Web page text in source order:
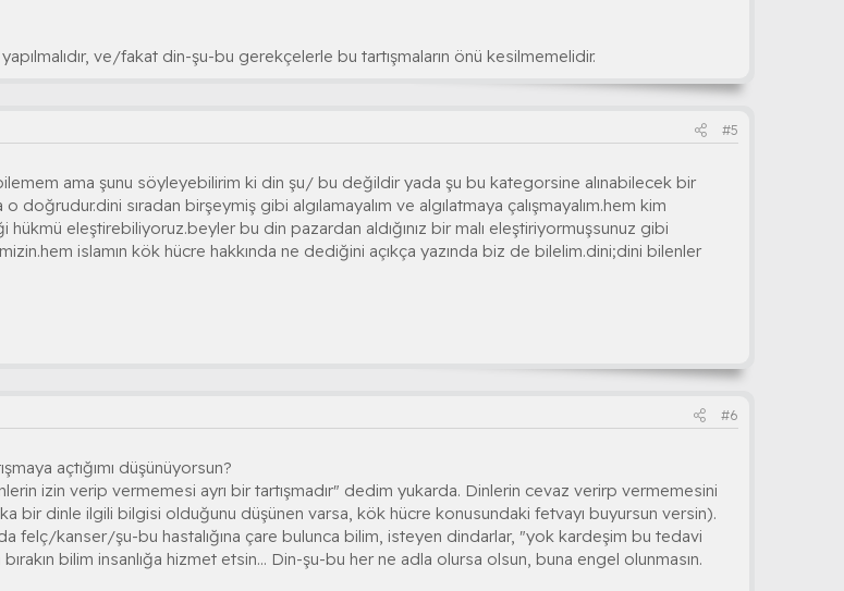
ve/fakat din-şu-bu gerekçelerle bu tartışmaların önü kesilmemelidir.
#5
ama şunu söyleyebilirim ki din şu/ bu değildir yada şu bu kategorsine alınabilecek bir
sıradan birşeymiş gibi algılamayalım ve algılatmaya çalışmayalım.hem kim
eleştirebiliyoruz.beyler bu din pazardan aldığınız bir malı eleştiriyormuşsunuz gibi
islamın kök hücre hakkında ne dediğini açıkça yazında biz de bilelim.dini;dini bilenler
#6
açtığımı düşünüyorsun?
izin verip vermemesi ayrı bir tartışmadır" dedim yukarda. Dinlerin cevaz verirp vermemesini
bir dinle ilgili bilgisi olduğunu düşünen varsa, kök hücre konusundaki fetvayı buyursun versin).
felç/kanser/şu-bu hastalığına çare bulunca bilim, isteyen dindarlar, "yok kardeşim bu tedavi
bilim insanlığa hizmet etsin... Din-şu-bu her ne adla olursa olsun, buna engel olunmasın.